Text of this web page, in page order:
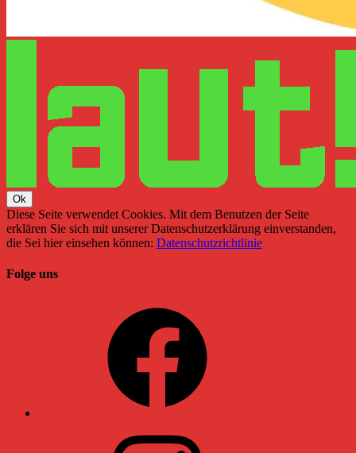
Diese Seite verwendet Cookies. Mit dem Benutzen der Seite
erklären Sie sich mit unserer Datenschutzerklärung einverstanden,
die Sei hier einsehen können: Datenschutzrichtlinie
Folge uns